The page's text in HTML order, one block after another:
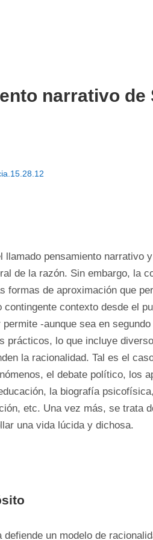
narrativo de
llamado pensamiento narrativo
de la razón. Sin embargo, la
formas de aproximación que
contingente contexto desde el
-aunque sea en
prácticos, lo que incluye
la racionalidad. Tal es el
el debate político, los
la biografía
etc. Una vez más, se trata
una vida lúcida y dichosa.
defiende un modelo de